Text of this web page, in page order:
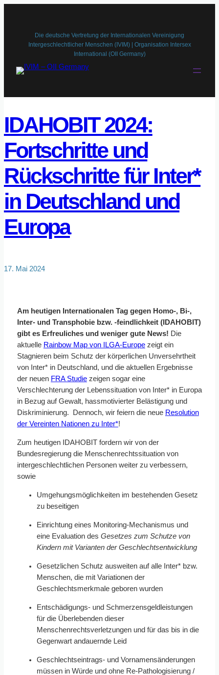
Die deutsche Vertretung der Internationalen Vereinigung
Intergeschlechtlicher Menschen (IVIM) | Organisation Intersex
International (OII Germany)
IDAHOBIT 2024:
Fortschritte und
Rückschritte für Inter*
in Deutschland und
Europa
17. Mai 2024
Am heutigen Internationalen Tag gegen Homo-, Bi-,
Inter- und Transphobie bzw. -feindlichkeit (IDAHOBIT)
gibt es Erfreuliches und weniger gute News! Die
aktuelle Rainbow Map von ILGA-Europezeigt ein
Stagnieren beim Schutz der körperlichen Unversehrtheit
von Inter* in Deutschland, und die aktuellen Ergebnisse
der neuen FRA Studiezeigen sogar eine
Verschlechterung der Lebenssituation von Inter* in Europa
in Bezug auf Gewalt, hassmotivierter Belästigung und
Diskriminierung. Dennoch, wir feiern die neue Resolution
der Vereinten Nationen zu Inter*!
Zum heutigen IDAHOBIT fordern wir von der
Bundesregierung die Menschenrechtssituation von
intergeschlechtlichen Personen weiter zu verbessern,
sowie
Umgehungsmöglichkeiten im bestehenden Gesetz
zu beseitigen
Einrichtung eines Monitoring-Mechanismus und
eine Evaluation des Gesetzes zum Schutze von
Kindern mit Varianten der Geschlechtsentwicklung
Gesetzlichen Schutz ausweiten auf alle Inter* bzw.
Menschen, die mit Variationen der
Geschlechtsmerkmale geboren wurden
Entschädigungs- und Schmerzensgeldleistungen
für die Überlebenden dieser
Menschenrechtsverletzungen und für das bis in die
Gegenwart andauernde Leid
Geschlechtseintrags- und Vornamensänderungen
müssen in Würde und ohne Re-Pathologisierung /